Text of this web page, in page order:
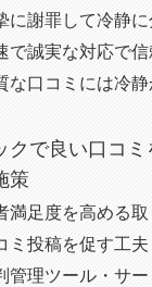
に謝罪して冷静に
で誠実な対応で
な口コミには冷
クで良い口コ
策
満足度を高める
ミ投稿を促す工夫
管理ツール・サー